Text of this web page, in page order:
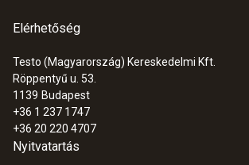
Elérhetőség
Testo (Magyarország) Kereskedelmi Kft.
Röppentyű u. 53.
1139 Budapest
+36 1 237 1747
+36 20 220 4707
Nyitvatartás